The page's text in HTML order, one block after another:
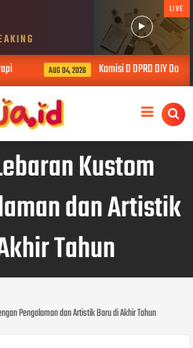
LIVE
AUG 04, 2026 Komisi D DPRD DIY Dorong
Kustom
dan Artistik
Tahun
Pengalaman dan Artistik Baru di Akhir Tahun